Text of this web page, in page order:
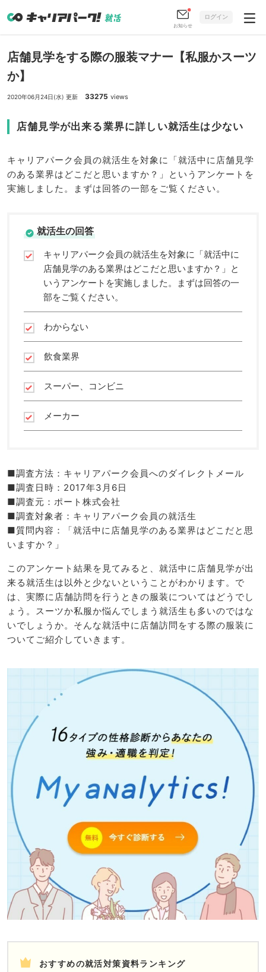
お知らせ
ログイン
店舗見学をする際の服装マナー【私服かスーツ
か】
2020年06月24日(水) 更新 33275 views
店舗見学が出来る業界に詳しい就活生は少ない
キャリアパーク会員の就活生を対象に「就活中に店舗見学
のある業界はどこだと思いますか？」というアンケートを
実施しました。まずは回答の一部をご覧ください。
就活生の回答
キャリアパーク会員の就活生を対象に「就活中に
店舗見学のある業界はどこだと思いますか？」と
いうアンケートを実施しました。まずは回答の一
部をご覧ください。
わからない
飲食業界
スーパー、コンビニ
メーカー
■調査方法：キャリアパーク会員へのダイレクトメール
■調査日時：2017年3月6日
■調査元：ポート株式会社
■調査対象者：キャリアパーク会員の就活生
■質問内容：「就活中に店舗見学のある業界はどこだと思
いますか？」
このアンケート結果を見てみると、就活中に店舗見学が出
来る就活生は以外と少ないということがわかります。で
は、実際に店舗訪問を行うときの服装についてはどうでし
ょう。スーツか私服か悩んでしまう就活生も多いのではな
いでしょうか。そんな就活中に店舗訪問をする際の服装に
ついてご紹介していきます。
おすすめの就活対策資料ランキング